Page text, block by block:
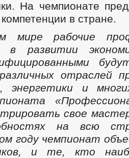
На чемпионате
в стране.
мире рабочие
в развитии
отраслей
энергетики и
свое
на всю
году чемпионат
и те, кто